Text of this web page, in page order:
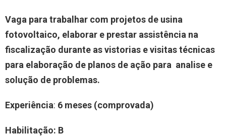
Vaga para trabalhar com projetos de usina
fotovoltaico, elaborar e prestar assistência na
fiscalização durante as vistorias e visitas técnicas
para elaboração de planos de ação para analise e
solução de problemas.
Experiência: 6 meses (comprovada)
Habilitação: B